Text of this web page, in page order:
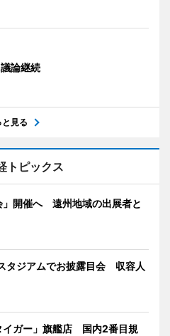
論継続
と見る
トピックス
」開催へ 遠州地域の出展者と
タジアムでお披露目会 収容人
イガー」旗艦店 国内2番目規